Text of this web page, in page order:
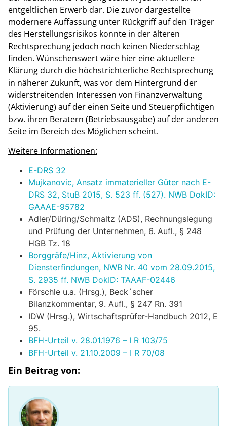
entgeltlichen Erwerb dar. Die zuvor dargestellte
modernere Auffassung unter Rückgriff auf den Träger
des Herstellungsrisikos konnte in der älteren
Rechtsprechung jedoch noch keinen Niederschlag
finden. Wünschenswert wäre hier eine aktuellere
Klärung durch die höchstrichterliche Rechtsprechung
in näherer Zukunft, was vor dem Hintergrund der
widerstreitenden Interessen von Finanzverwaltung
(Aktivierung) auf der einen Seite und Steuerpflichtigen
bzw. ihren Beratern (Betriebsausgabe) auf der anderen
Seite im Bereich des Möglichen scheint.
Weitere Informationen:
E-DRS 32
Mujkanovic, Ansatz immaterieller Güter nach E-
DRS 32, StuB 2015, S. 523 ff. (527). NWB DokID:
GAAAE-95782
Adler/Düring/Schmaltz (ADS), Rechnungslegung
und Prüfung der Unternehmen, 6. Aufl., § 248
HGB Tz. 18
Borggräfe/Hinz, Aktivierung von
Diensterfindungen, NWB Nr. 40 vom 28.09.2015,
S. 2935 ff. NWB DokID: TAAAF-02446
Förschle u.a. (Hrsg.), Beck´scher
Bilanzkommentar, 9. Aufl., § 247 Rn. 391
IDW (Hrsg.), Wirtschaftsprüfer-Handbuch 2012, E
95.
BFH-Urteil v. 28.01.1976 – I R 103/75
BFH-Urteil v. 21.10.2009 – I R 70/08
Ein Beitrag von: